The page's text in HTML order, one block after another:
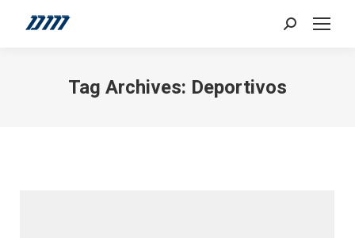
Search:
Tag Archives: Deportivos